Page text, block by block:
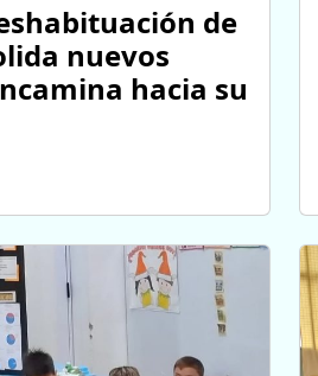
de
nuevos
hacia su